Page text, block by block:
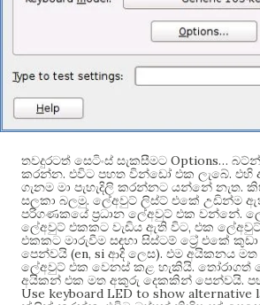
තවදුරටත් සෙටිංස් සැකසීමට Options…
කරන්න. එවිට පහත වින්ඩෝ එක ලැබේ. එහි
ගැනම මා පැහැදිලි කරන්නට යන්නේ නැත.
සලකා බලමු. ලේඅවුට් ලිස්ට් එකේ උඩින්ම
පරිගණකයේ ප්‍රධාන ලේඅවුට් එක වන්නේ.
ලේඅවුට් එකකට වැඩිය ඇති විට, එක
එකකට මාරුවීම සඳහා සිස්ටම් ට්‍රේ එකේ
පෙන්වයි (en, si ආදි ලෙස). එම අයිකනය
ලේඅවුට් එක වෙනස් කළ හැකියි. තෝරාගත්
අයිකන් එක මත අකුරු දෙකකින් පෙන්වයි.
Use keyboard LED to show alternative